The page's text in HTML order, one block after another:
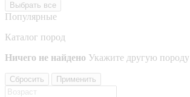
Выбрать все
Популярные
Каталог пород
Ничего не найдено Укажите другую породу
Сбросить Применить